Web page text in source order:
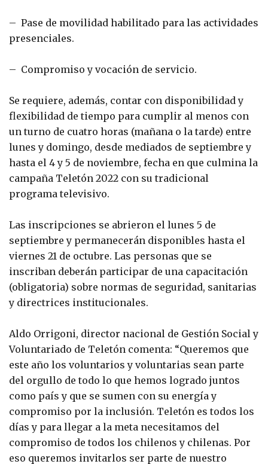
– Pase de movilidad habilitado para las actividades
presenciales.
– Compromiso y vocación de servicio.
Se requiere, además, contar con disponibilidad y
flexibilidad de tiempo para cumplir al menos con
un turno de cuatro horas (mañana o la tarde) entre
lunes y domingo, desde mediados de septiembre y
hasta el 4 y 5 de noviembre, fecha en que culmina la
campaña Teletón 2022 con su tradicional
programa televisivo.
Las inscripciones se abrieron el lunes 5 de
septiembre y permanecerán disponibles hasta el
viernes 21 de octubre. Las personas que se
inscriban deberán participar de una capacitación
(obligatoria) sobre normas de seguridad, sanitarias
y directrices institucionales.
Aldo Orrigoni, director nacional de Gestión Social y
Voluntariado de Teletón comenta: “Queremos que
este año los voluntarios y voluntarias sean parte
del orgullo de todo lo que hemos logrado juntos
como país y que se sumen con su energía y
compromiso por la inclusión. Teletón es todos los
días y para llegar a la meta necesitamos del
compromiso de todos los chilenos y chilenas. Por
eso queremos invitarlos ser parte de nuestro